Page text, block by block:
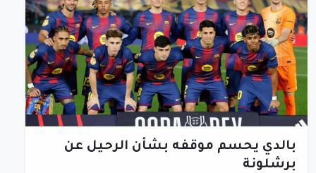
بالدي يحسم موقفه بشأن الرحيل عن
برشلونة